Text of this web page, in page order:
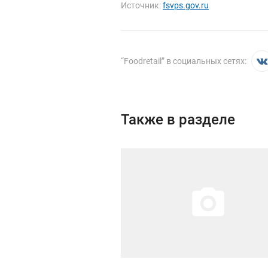
Источник:fsvps.gov.ru
“Foodretail” в социальных сетях:
Также в разделе